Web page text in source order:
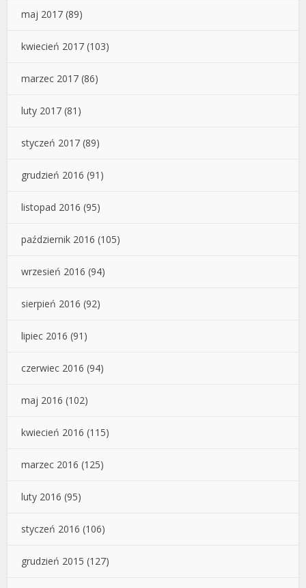
maj 2017 (89)
kwiecień 2017 (103)
marzec 2017 (86)
luty 2017 (81)
styczeń 2017 (89)
grudzień 2016 (91)
listopad 2016 (95)
październik 2016 (105)
wrzesień 2016 (94)
sierpień 2016 (92)
lipiec 2016 (91)
czerwiec 2016 (94)
maj 2016 (102)
kwiecień 2016 (115)
marzec 2016 (125)
luty 2016 (95)
styczeń 2016 (106)
grudzień 2015 (127)